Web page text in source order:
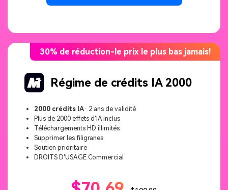
30% de réduction-le prix le plus bas jamais!
Régime de crédits IA 2000
2000 crédits IA · 2 ans de validité
Plus de 2000 effets d'IA inclus
Téléchargements HD illimités
Supprimer les filigranes
Soutien prioritaire
DROITS D'USAGE Commercial